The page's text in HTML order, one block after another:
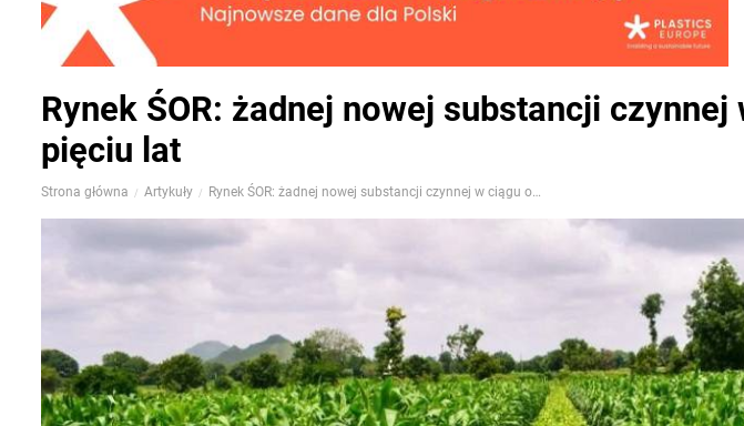
Rynek ŚOR: żadnej nowej substancji
pięciu lat
Strona główna Artykuły Rynek ŚOR: żadnej nowej substancji czynnej w ciągu ostatnich pięciu lat